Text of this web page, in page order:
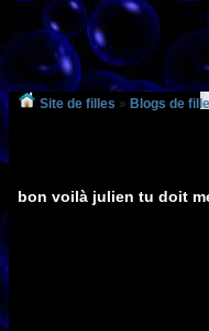
Site de filles » Blogs de
bon voilà julien tu doit